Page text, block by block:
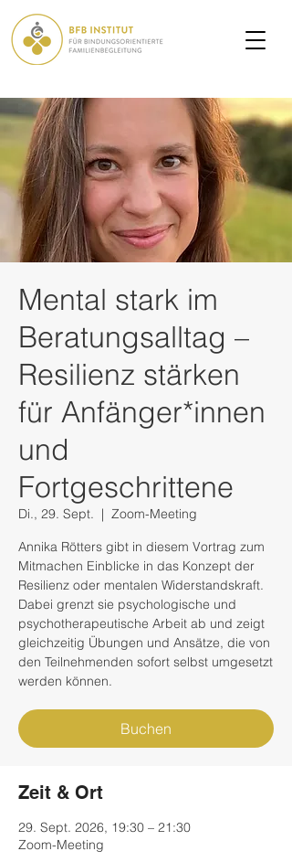
Mental stark im
Beratungsalltag –
Resilienz stärken
für Anfänger*innen
und
Fortgeschrittene
Di., 29. Sept.
  |
Zoom-Meeting
Annika Rötters gibt in diesem Vortrag zum
Mitmachen Einblicke in das Konzept der
Resilienz oder mentalen Widerstandskraft.
Dabei grenzt sie psychologische und
psychotherapeutische Arbeit ab und zeigt
gleichzeitig Übungen und Ansätze, die von
den Teilnehmenden sofort selbst umgesetzt
werden können.
Buchen
Zeit & Ort
29. Sept. 2026, 19:30 – 21:30
Zoom-Meeting